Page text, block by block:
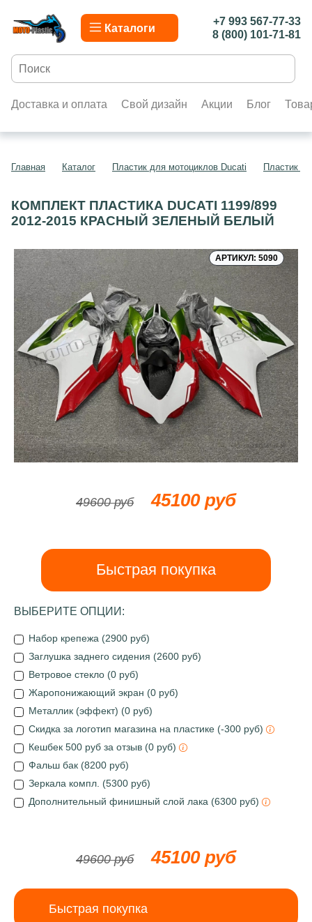
Каталоги
+7 993 567-77-33
8 (800) 101-71-81
Доставка и оплата Свой дизайн Акции Блог
Главная Каталог Пластик для мотоциклов Ducati Пластик
КОМПЛЕКТ ПЛАСТИКА DUCATI 1199/899
2012-2015 КРАСНЫЙ ЗЕЛЕНЫЙ БЕЛЫЙ
АРТИКУЛ: 5090
49600 руб 45100 руб
Быстрая покупка
ВЫБЕРИТЕ ОПЦИИ:
Набор крепежа (2900 руб)
Заглушка заднего сидения (2600 руб)
Ветровое стекло (0 руб)
Жаропонижающий экран (0 руб)
Металлик (эффект) (0 руб)
Скидка за логотип магазина на пластике (-300 руб)
Кешбек 500 руб за отзыв (0 руб)
Фальш бак (8200 руб)
Зеркала компл. (5300 руб)
Дополнительный финишный слой лака (6300 руб)
49600 руб 45100 руб
Быстрая покупка